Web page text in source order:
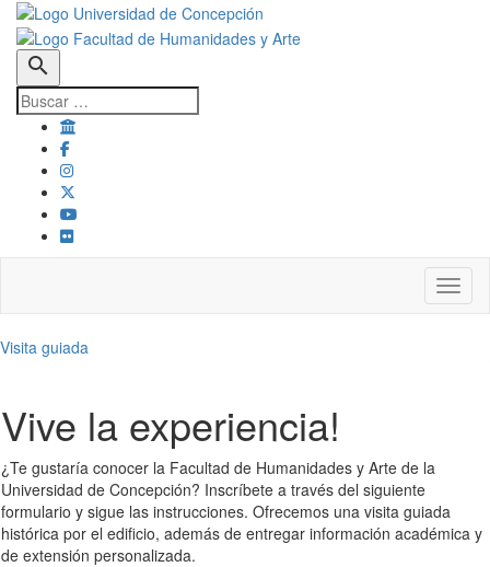
search
Visita guiada
Vive la experiencia!
¿Te gustaría conocer la Facultad de Humanidades y Arte de la
Universidad de Concepción? Inscríbete a través del siguiente
formulario y sigue las instrucciones. Ofrecemos una visita guiada
histórica por el edificio, además de entregar información académica y
de extensión personalizada.